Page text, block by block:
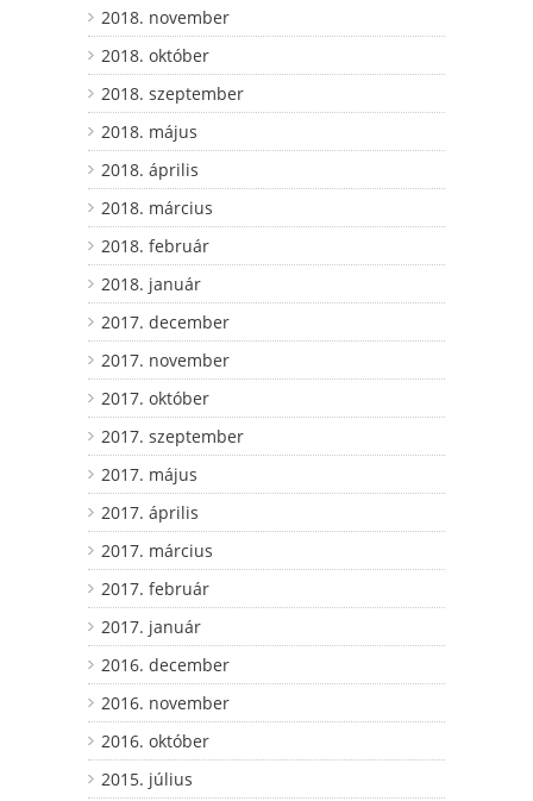
2018. november
2018. október
2018. szeptember
2018. május
2018. április
2018. március
2018. február
2018. január
2017. december
2017. november
2017. október
2017. szeptember
2017. május
2017. április
2017. március
2017. február
2017. január
2016. december
2016. november
2016. október
2015. július